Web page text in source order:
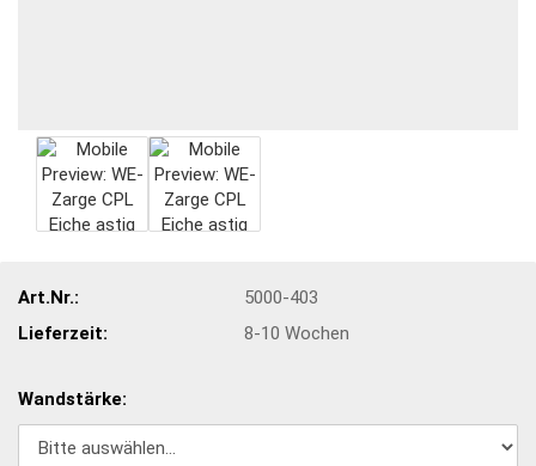
Art.Nr.:
5000-403
Lieferzeit:
8-10 Wochen
Wandstärke: